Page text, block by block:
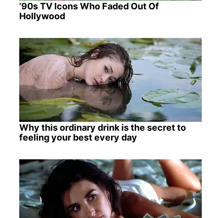
’90s TV Icons Who Faded Out Of
Hollywood
Why this ordinary drink is the secret to
feeling your best every day